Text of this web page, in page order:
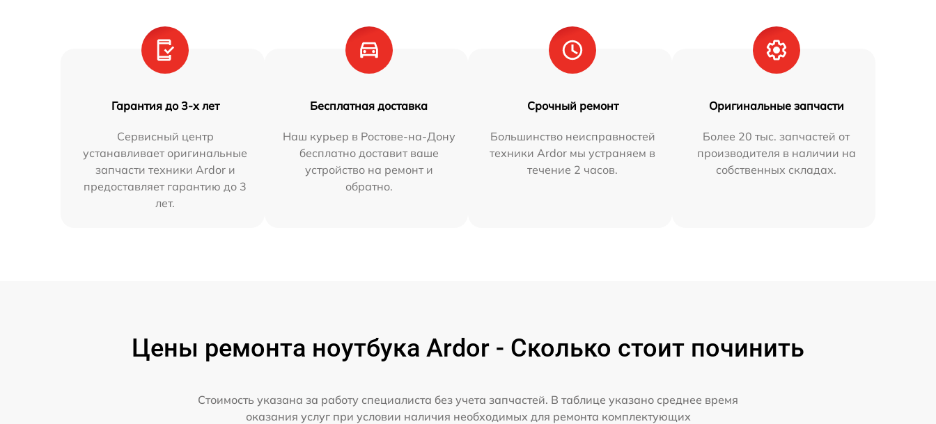
Гарантия до 3-х лет
Сервисный центр
устанавливает оригинальные
запчасти техники Ardor и
предоставляет гарантию до 3
лет.
Бесплатная доставка
Наш курьер в Ростове-на-Дону
бесплатно доставит ваше
устройство на ремонт и
обратно.
Срочный ремонт
Большинство неисправностей
техники Ardor мы устраняем в
течение 2 часов.
Оригинальные запчасти
Более 20 тыс. запчастей от
производителя в наличии на
собственных складах.
Цены ремонта ноутбука Ardor - Сколько стоит починить
Стоимость указана за работу специалиста без учета запчастей. В таблице указано среднее время
оказания услуг при условии наличия необходимых для ремонта комплектующих